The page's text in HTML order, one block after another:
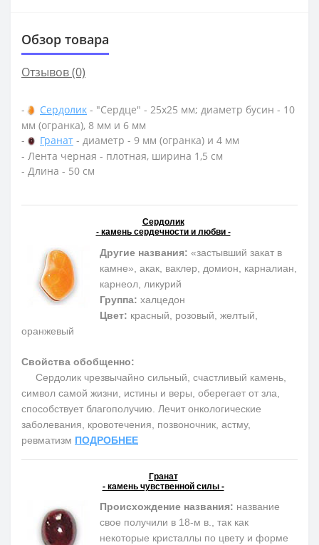
Обзор товара
Отзывов (0)
- Сердолик - "Сердце" - 25х25 мм; диаметр бусин - 10
мм (огранка), 8 мм и 6 мм
-
Гранат - диаметр - 9 мм (огранка) и 4 мм
- Лента черная - плотная, ширина 1,5 см
- Длина - 50 см
Сердолик
- камень сердечности и любви -
Другие названия: «застывший закат в
камне», акак, ваклер, домион, карналиан,
карнеол, ликурий
Группа: халцедон
Цвет: красный, розовый, желтый,
оранжевый
Свойства обобщенно:
Сердолик чрезвычайно сильный, счастливый камень,
символ самой жизни, истины и веры, оберегает от зла,
способствует благополучию. Лечит онкологические
заболевания, кровотечения, позвоночник, астму,
ревматизм ПОДРОБНЕЕ
Гранат
- камень чувственной силы -
Происхождение названия: название
свое получили в 18-м в., так как
некоторые кристаллы по цвету и форме